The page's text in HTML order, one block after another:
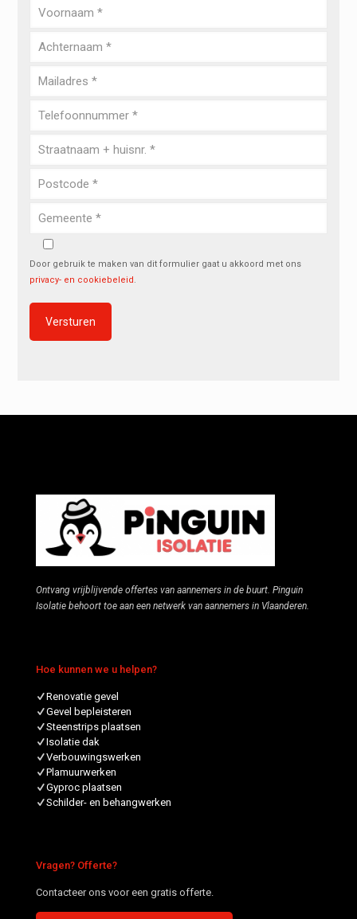
Door gebruik te maken van dit formulier gaat u akkoord met ons
privacy- en cookiebeleid .
Ontvang vrijblijvende offertes van aannemers in de buurt. Pinguin
Isolatie behoort toe aan een netwerk van aannemers in Vlaanderen.
Hoe kunnen we u helpen?
Renovatie gevel
Gevel bepleisteren
Steenstrips plaatsen
Isolatie dak
Verbouwingswerken
Plamuurwerken
Gyproc plaatsen
Schilder- en behangwerken
Vragen? Offerte?
Contacteer ons voor een gratis offerte.